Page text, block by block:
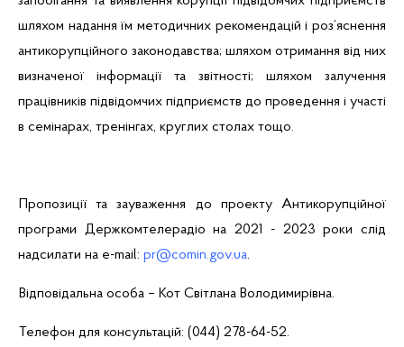
шляхом надання їм методичних рекомендацій і роз’яснення
антикорупційного законодавства; шляхом отримання від них
визначеної інформації та звітності; шляхом залучення
працівників підвідомчих підприємств до проведення і участі
в семінарах, тренінгах, круглих столах тощо.
Пропозиції та зауваження до проекту Антикорупційної
програми Держкомтелерадіо на 2021 - 2023 роки слід
надсилати на e-mail: pr@comin.gov.ua.
Відповідальна особа – Кот Світлана Володимирівна.
Телефон для консультацій: (044) 278-64-52.